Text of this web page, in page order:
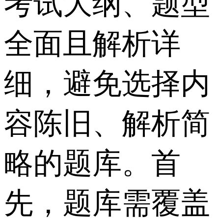
全面且解析详
细，避免选择内
容陈旧、解析简
略的题库。首
先，题库需覆盖